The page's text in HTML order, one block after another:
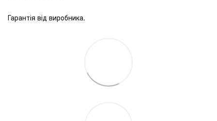
Гарантія від виробника.